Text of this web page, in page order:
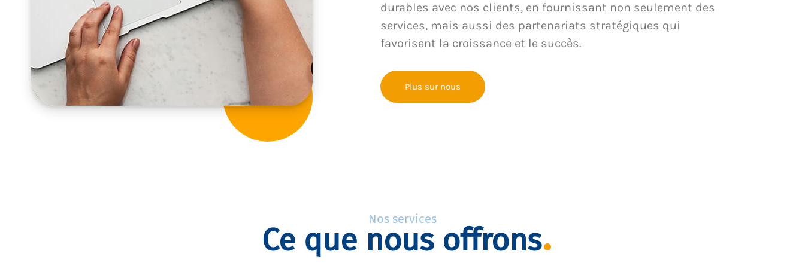
durables avec nos clients, en fournissant non seulement des
services, mais aussi des partenariats stratégiques qui
favorisent la croissance et le succès.
Plus sur nous
Nos services
Ce que nous offrons